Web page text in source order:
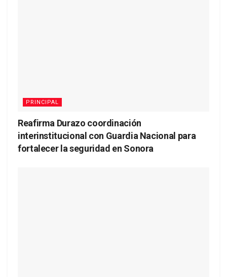
PRINCIPAL
Reafirma Durazo coordinación
interinstitucional con Guardia Nacional para
fortalecer la seguridad en Sonora